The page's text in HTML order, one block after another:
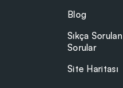
Blog
Sıkça Sorulan
Sorular
Site Haritası